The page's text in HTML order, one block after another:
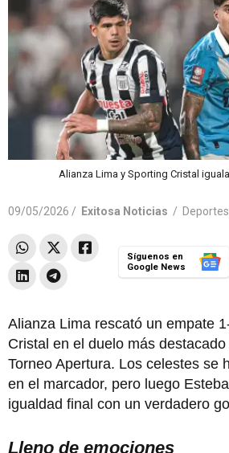
Alianza Lima y Sporting Cristal
09/05/2026 / Exitosa Noticias / Deportes
Síguenos en
Google News
Alianza Lima rescató un empate
Cristal en el duelo más
Torneo Apertura. Los celestes se
en el marcador, pero luego
igualdad final con un verdadero
Lleno de emociones